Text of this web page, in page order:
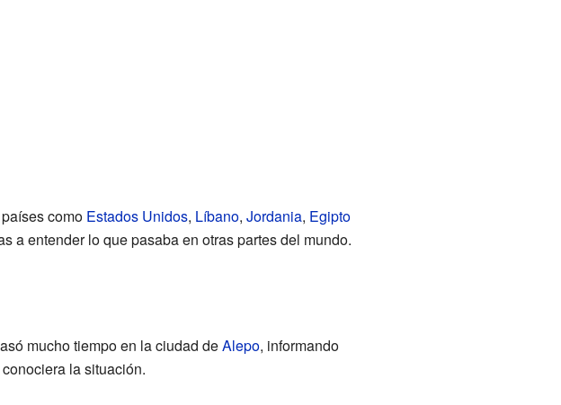
como Estados Unidos, Líbano, Jordania, Egipto
a entender lo que pasaba en otras partes del mundo.
mucho tiempo en la ciudad deAlepo, informando
la situación.